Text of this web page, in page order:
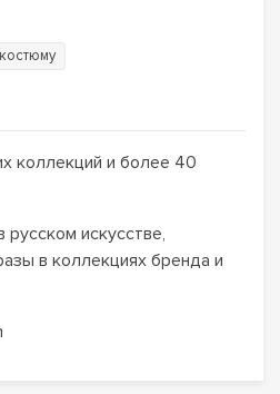
коллекций и более 40
искусстве,
в коллекциях бренда и